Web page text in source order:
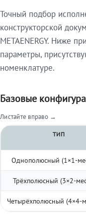
Точный подбор
конструкторской
METAENERGY. Ниже
параметры,
номенклатуре.
Базовые
Листайте вправо →
ТИП
Однополюсный (1×1-
Трёхполюсный (3×2-
Четырёхполюсный (4×4-